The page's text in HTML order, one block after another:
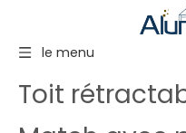
le menu
Toit